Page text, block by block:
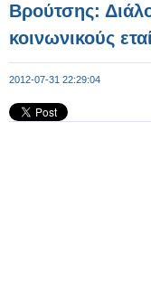
Βρούτσης:
κοινωνικούς
2012-07-31 22:29:04